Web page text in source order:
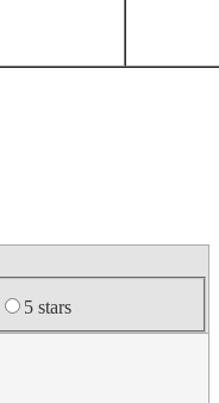
5 stars